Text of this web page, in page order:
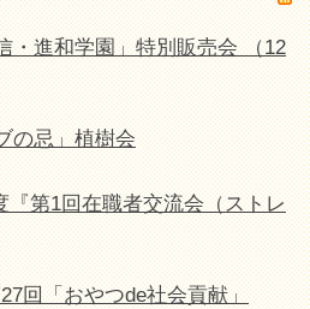
・進和学園」特別販売会 （12
の忌」植樹会
『第1回在職者交流会（ストレ
回「おやつde社会貢献」